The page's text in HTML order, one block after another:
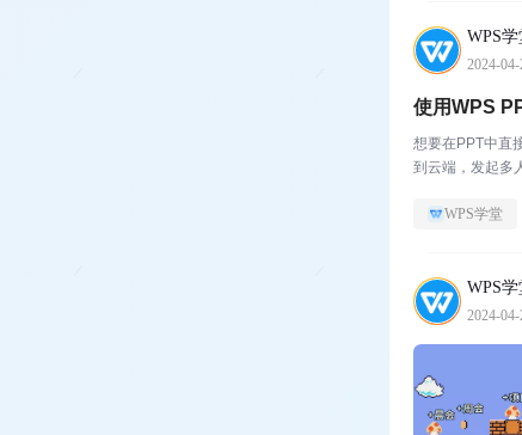
WPS
2024-
使用WPS
想要在PPT中直
到云端，发起多
WPS学堂
WPS
2024-